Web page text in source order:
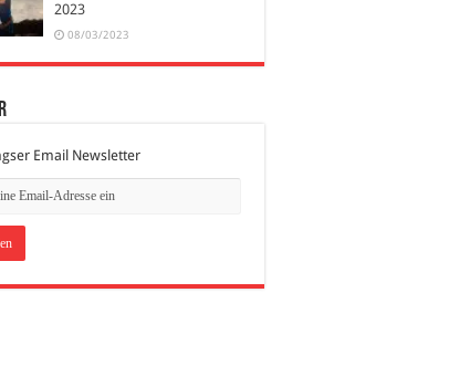
2023
08/03/2023
Email Newsletter